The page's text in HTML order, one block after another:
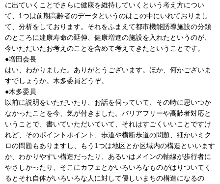
に出ていくことでさらに健康を維持していくという考え方につい
て、1つは前期高齢者のデータというのはこの中にいれておりまし
て、分析をしております。それをふまえて都市機能誘導施設の分類
のところに建康寿命の延伸、健康増進の施設を入れたというのが、
今いただいたお考えのことを含めて考えてきたということです。
●増田会長
はい、わかりました。ありがとうございます。ほか、何かございま
すでしょうか。木多委員どうぞ。
●木多委員
以前に説明をいただいたり、お話を伺っていて、その時に思いつか
なかったことを今、気が付きました。バリアフリーや高齢者対応と
いうことで、書いていただいていて、それはすごくいいことですけ
れど、そのポイントポイント、歩道や横断歩道の問題、細かいミク
ロの問題もありますし、もう1つは地区とか区域内の構造といいます
か、わかりやすい構造だったり、あるいはメインの軸線が歩行者に
やさしかったり、そこにカフェとかいろいろなものがはりついてく
るとそれ自体がいろいろな人に対して優しいまちの構造になるの